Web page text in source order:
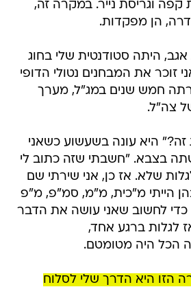
וגריסת נייר. במקרה זה,
הן מפקדות.
היתה סטודנטית שלי בחוג
זוכר את המבחנים נטולי הדופי
חמש שנים במג"ל, מערך
צה"ל.
היא עונה בשעשוע כשאני
בצבא. "חשבתי שזה כתוב לי
שלא. אז כן, אני שירתי שם
הייתי מ"כית, מ"מ, סמ"פ, מ"פ
כדי לחשוב שאני עושה את הדבר
לגלות ברגע אחד,
הכל היה מטומטם.
הזו היא הדרך שלי לסלוח